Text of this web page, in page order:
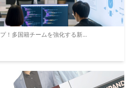
！多国籍チームを強化する新...